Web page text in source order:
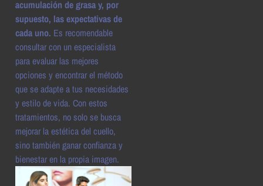
acumulación de grasa y, por
supuesto, las expectativas de
cada uno. Es recomendable
consultar con un especialista
para evaluar las mejores
opciones y encontrar el método
que se adapte a tus necesidades
y estilo de vida. Con estos
tratamientos, no solo se busca
mejorar la estética del cuello,
sino también ganar confianza y
bienestar en la propia imagen.